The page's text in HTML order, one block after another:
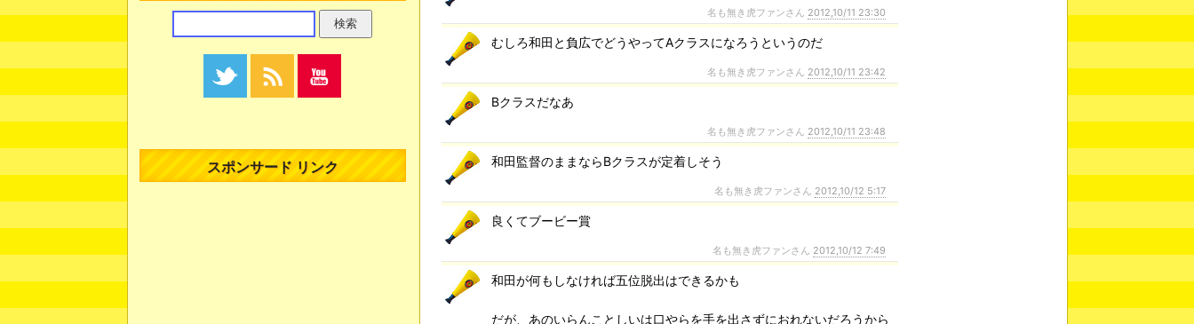
名も無き虎ファンさん 2012,10/11 23:30
むしろ和田と負広でどうやってAクラスになろうというのだ
名も無き虎ファンさん 2012,10/11 23:42
Bクラスだなあ
名も無き虎ファンさん 2012,10/11 23:48
和田監督のままならBクラスが定着しそう
名も無き虎ファンさん 2012,10/12 5:17
良くてブービー賞
名も無き虎ファンさん 2012,10/12 7:49
和田が何もしなければ五位脱出はできるかも
だが、あのいらんことしいは口やらを手を出さずにおれないだろうから
スポンサード リンク